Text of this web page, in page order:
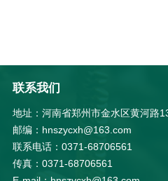
联系我们
地址：河南省郑州市金水区黄河路
邮编：hnszycxh@163.com
联系电话：0371-68706561
传真：0371-68706561